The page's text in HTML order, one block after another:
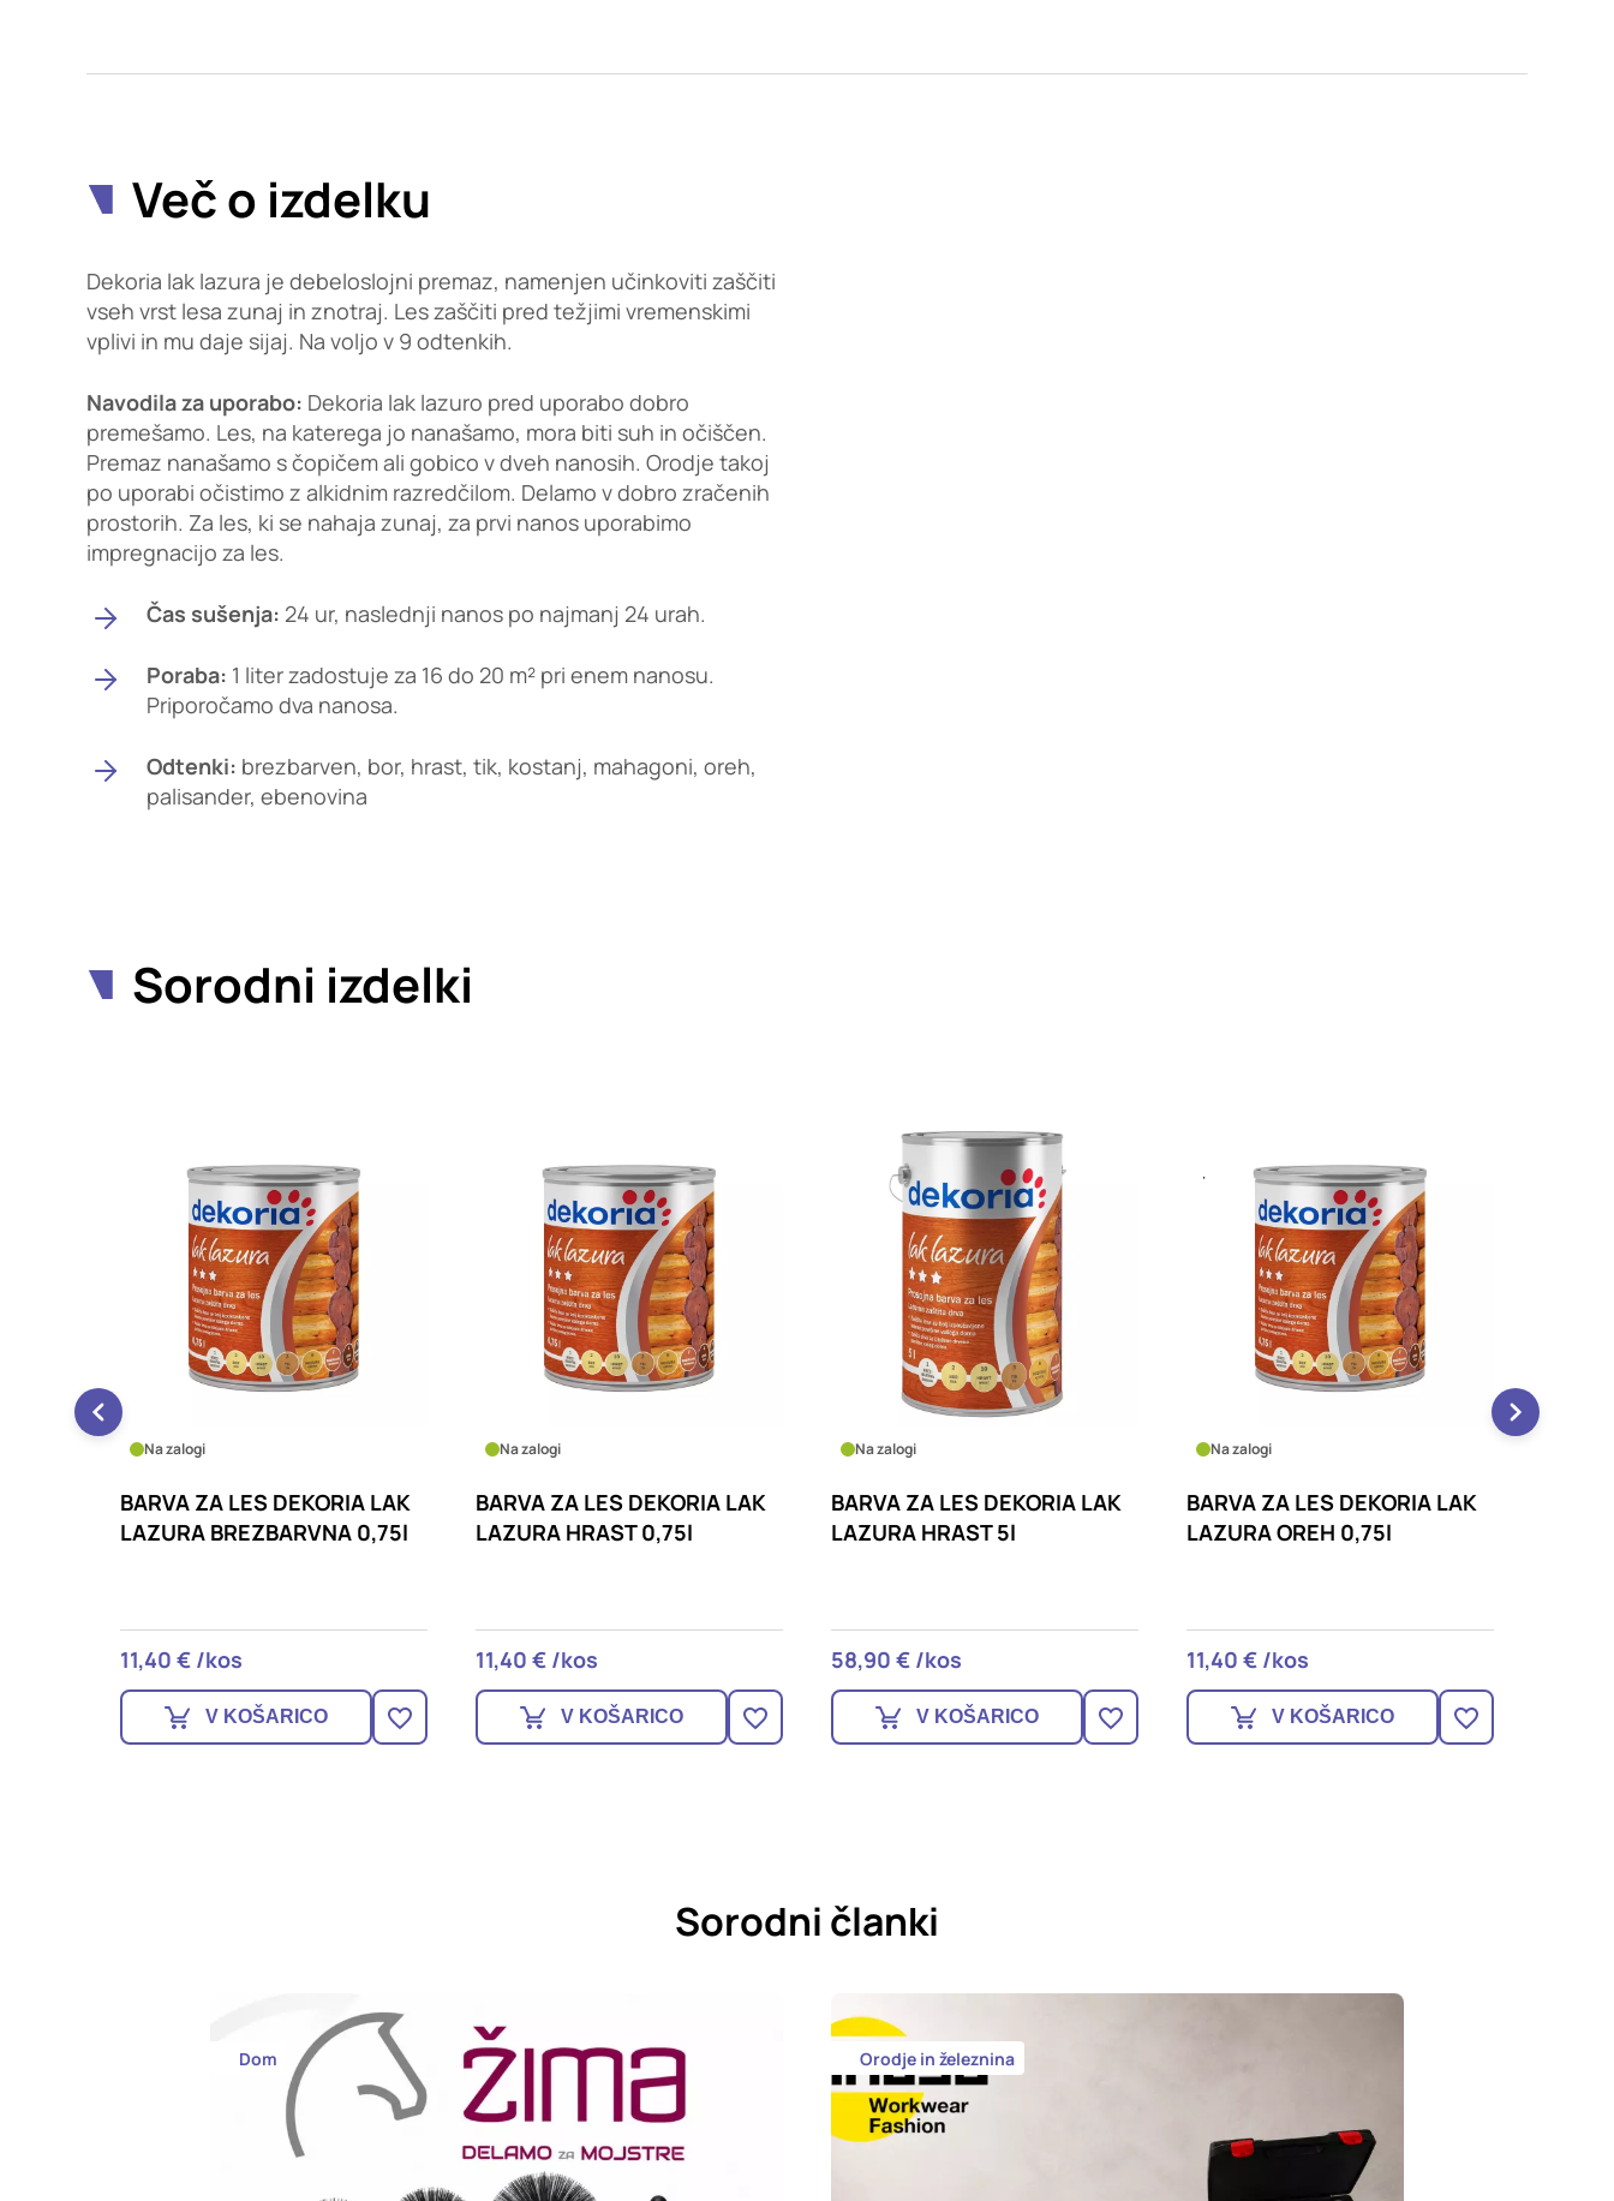
Več o izdelku
Dekoria lak lazura je debeloslojni premaz, namenjen učinkoviti zaščiti
vseh vrst lesa zunaj in znotraj. Les zaščiti pred težjimi vremenskimi
vplivi in mu daje sijaj. Na voljo v 9 odtenkih.
Navodila za uporabo: Dekoria lak lazuro pred uporabo dobro
premešamo. Les, na katerega jo nanašamo, mora biti suh in očiščen.
Premaz nanašamo s čopičem ali gobico v dveh nanosih. Orodje takoj
po uporabi očistimo z alkidnim razredčilom. Delamo v dobro zračenih
prostorih. Za les, ki se nahaja zunaj, za prvi nanos uporabimo
impregnacijo za les.
Čas sušenja: 24 ur, naslednji nanos po najmanj 24 urah.
Poraba: 1 liter zadostuje za 16 do 20 m² pri enem nanosu.
Priporočamo dva nanosa.
Odtenki: brezbarven, bor, hrast, tik, kostanj, mahagoni, oreh,
palisander, ebenovina
Sorodni izdelki
Na zalogi
BARVA ZA LES DEKORIA LAK
LAZURA HRAST 0,75l
11,40 € /kos
V KOŠARICO
Na zalogi
BARVA ZA LES DEKORIA LAK
LAZURA HRAST 5l
58,90 € /kos
V KOŠARICO
Na zalogi
BARVA ZA LES DEKORIA LAK
LAZURA OREH 0,75l
11,40 € /kos
V KOŠARICO
Na zalogi
BARVA ZA LES DEKORIA LAK
LAZURA OREH 5l
58,90 € /kos
V KOŠARICO
Sorodni članki
Dom Orodje in železnina